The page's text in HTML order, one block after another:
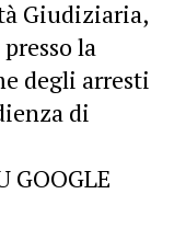
Giudiziaria,
la
degli arresti
di
GOOGLE